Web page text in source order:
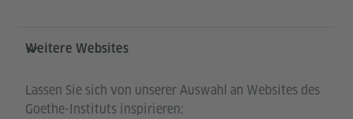
Weitere Websites
Lassen Sie sich von unserer Auswahl an Websites des
Goethe-Instituts inspirieren: